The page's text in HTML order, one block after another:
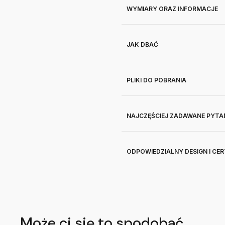
WYMIARY ORAZ INFORMACJE
JAK DBAĆ
PLIKI DO POBRANIA
NAJCZĘŚCIEJ ZADAWANE
ODPOWIEDZIALNY DESIGN I